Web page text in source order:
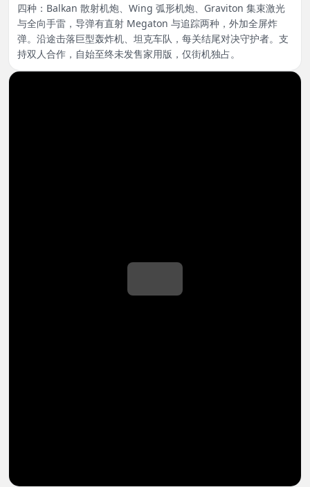
四种：Balkan 散射机炮、Wing 弧形机炮、Graviton 集束激光
与全向手雷，导弹有直射 Megaton 与追踪两种，外加全屏炸
弹。沿途击落巨型轰炸机、坦克车队，每关结尾对决守护者。支
持双人合作，自始至终未发售家用版，仅街机独占。